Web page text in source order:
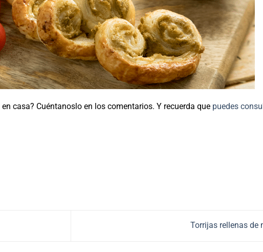
casa? Cuéntanoslo en los comentarios. Y recuerda que puedes
Torrijas rellenas de